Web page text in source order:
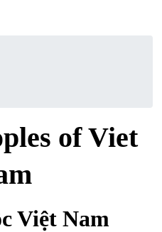
of Viet
Việt Nam